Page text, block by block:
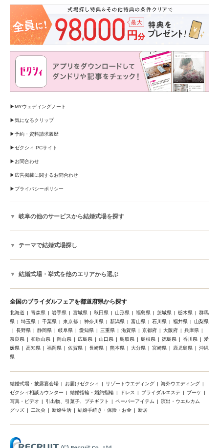
MYウェディングノート
気になるクリップ
予約・資料請求履歴
ゼクシィ PCサイト
お問合わせ
広告掲載に関するお問合わせ
プライバシーポリシー
岐阜の他のサービスから結婚式場を探す
テーマで結婚式場探し
結婚式場・挙式を他のエリアから選ぶ
全国のブライダルフェアを都道府県から探す
北海道 青森県 岩手県 宮城県 秋田県 山形県 福島県 茨城県 栃木県
群馬
県
埼玉県 千葉県 東京都 神奈川県 新潟県 富山県 石川県 福井県
山梨県
長野県
静岡県 岐阜県 愛知県 三重県 滋賀県 京都府 大阪府
兵庫県
奈良県
和歌山県 岡山県 広島県 山口県 鳥取県 島根県 徳島県 香川県
愛
媛県
高知県 福岡県 佐賀県 長崎県 熊本県 大分県 宮崎県 鹿児島県
沖縄
県
結婚式場・披露宴会場 お届けゼクシィ リゾートウエディング
海外ウエディング
ゼクシィ相談カウンター
結婚指輪・婚約指輪 ドレス ブライダルエステ
ブーケ
写真・ビデオ
引出物、引菓子、プチギフト ペーパーアイテム
演出・ウエルカム
グッズ
二次会 新婚生活 結婚手続き・保険・お金 新居